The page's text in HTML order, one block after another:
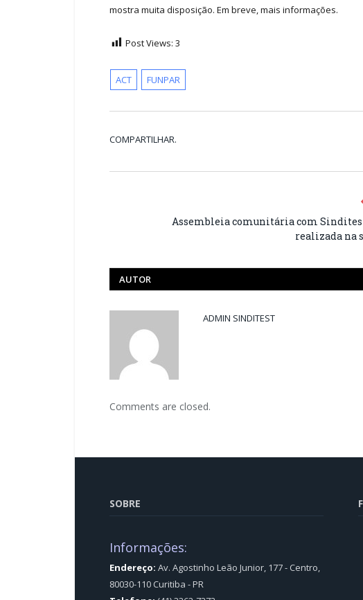
mostra muita disposição. Em breve, mais informações.
Post Views: 3
ACT FUNPAR
COMPARTILHAR.
Assembleia comunitária com
realizada na
AUTOR
ADMIN SINDITEST
Comments are closed.
SOBRE
Informações:
Endereço: Av. Agostinho Leão Junior, 177 - Centro,
80030-110 Curitiba - PR